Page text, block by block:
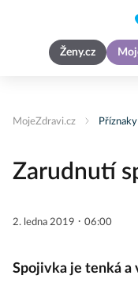
Ženy.cz
MojeZdravi.cz Příznaky
Zarudnutí
2. ledna 2019 · 06:00
Spojivka je tenká a